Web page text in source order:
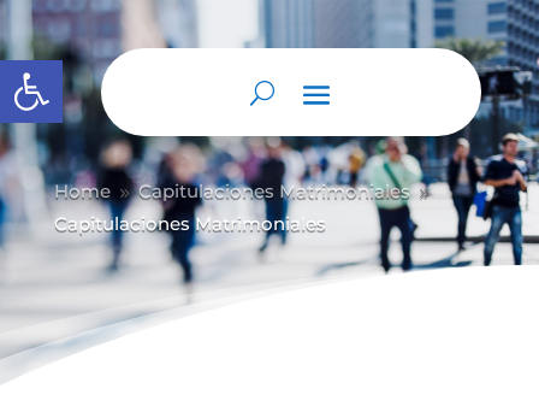
Abrir barra de herramientas
Home 9 Capitulaciones Matrimoniales 9
Capitulaciones Matrimoniales